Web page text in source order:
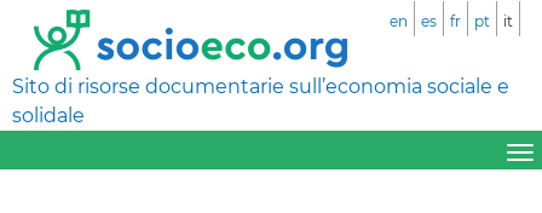
Sito di risorse documentarie sull’economia sociale e
solidale
en es fr pt it